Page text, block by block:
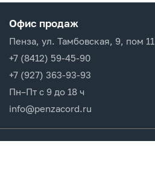
Офис продаж
Пенза, ул. Тамбовская, 9, пом 11
+7 (8412) 59-45-90
+7 (927) 363-93-93
Пн–Пт с 9 до 18 ч
info@penzacord.ru
Производители